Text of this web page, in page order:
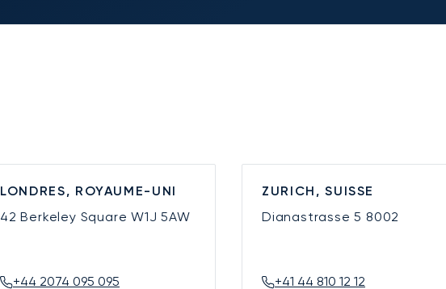
LONDRES, ROYAUME-UNI
42 Berkeley SquareW1J 5AW
+44 2074 095 095
ZURICH, SUISSE
Dianastrasse 5 8002
+41 44 810 12 12